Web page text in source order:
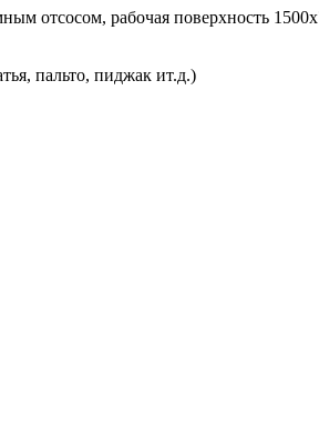
отсосом, рабочая поверхность
пальто, пиджак ит.д.)